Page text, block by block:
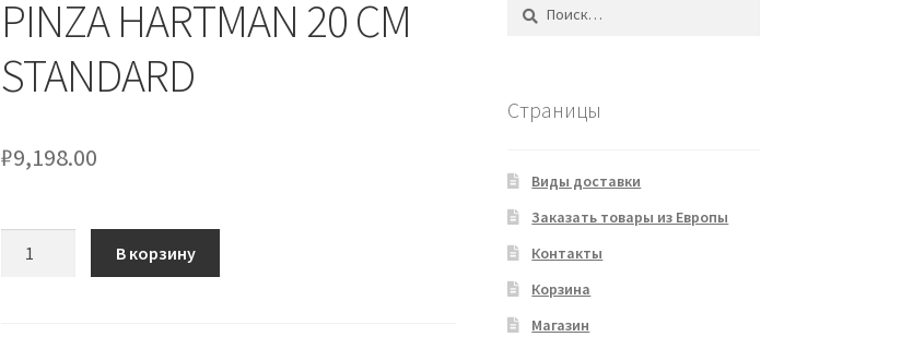
PINZA HARTMAN 20 CM
STANDARD
₽9,198.00
В корзину
Страницы
Виды доставки
Заказать товары из Европы
Контакты
Корзина
Магазин